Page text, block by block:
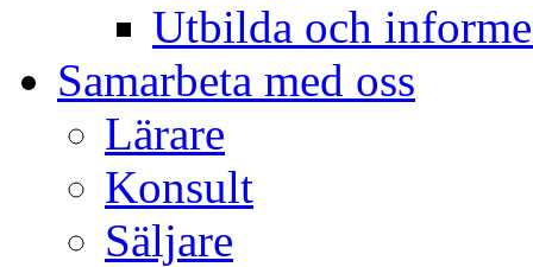
Utbilda och
Samarbeta med oss
Lärare
Konsult
Säljare